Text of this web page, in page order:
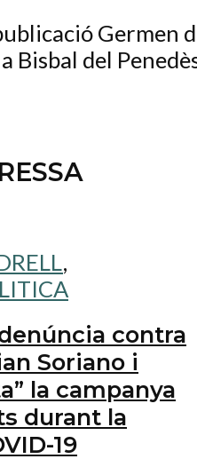
Germen
Bisbal del
,
contra
Soriano i
la campanya
durant la
19